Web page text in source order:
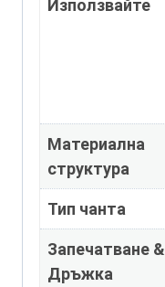
Използвайте
Материална
структура
Тип чанта
Запечатване &
Дръжка